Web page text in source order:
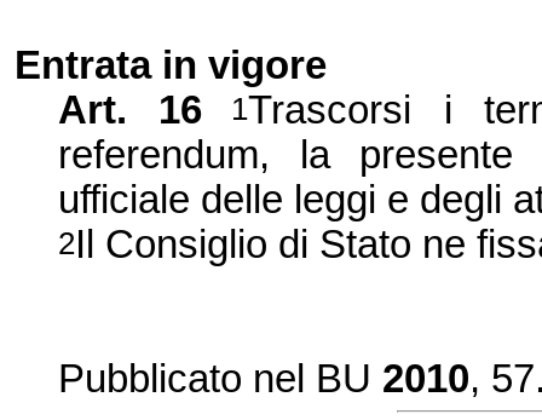
Entrata in vigore
Art. 16
1Trascorsi i
referendum, la
ufficiale delle leggi e degli
2Il Consiglio di Stato ne
Pubblicato nel BU 2010,